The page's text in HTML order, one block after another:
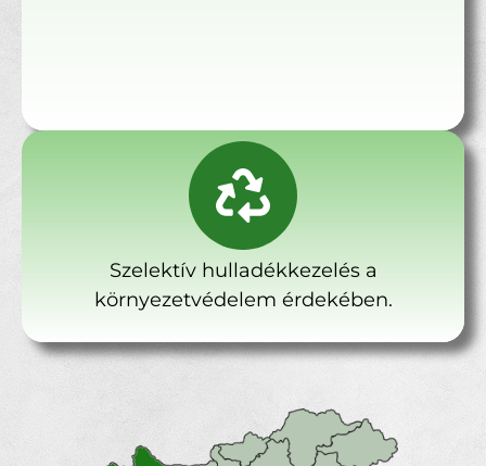
Szelektív hulladékkezelés a
környezetvédelem érdekében.